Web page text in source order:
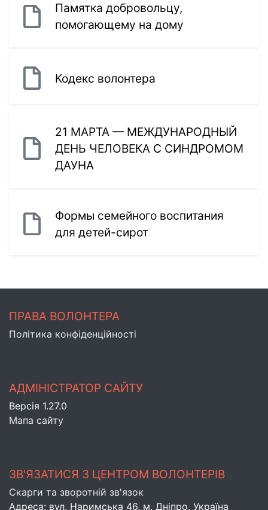
Памятка добровольцу,
помогающему на дому
Кодекс волонтера
21 МАРТА — МЕЖДУНАРОДНЫЙ
ДЕНЬ ЧЕЛОВЕКА С СИНДРОМОМ
ДАУНА
Формы семейного воспитания
для детей-сирот
ПРАВА ВОЛОНТЕРА
Політика конфіденційності
АДМІНІСТРАТОР САЙТУ
Версія 1.27.0
Мапа сайту
ЗВ'ЯЗАТИСЯ З ЦЕНТРОМ ВОЛОНТЕРІВ
Скарги та зворотній зв'язок
Адреса: вул. Наримська 46, м. Днiпро, Україна